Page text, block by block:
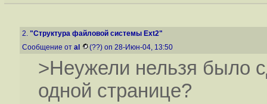
2. "Структура файловой системы Ext2"
Сообщение от al (??) on 28-Июн-04, 13:50
>Неужели нельзя было
одной странице?